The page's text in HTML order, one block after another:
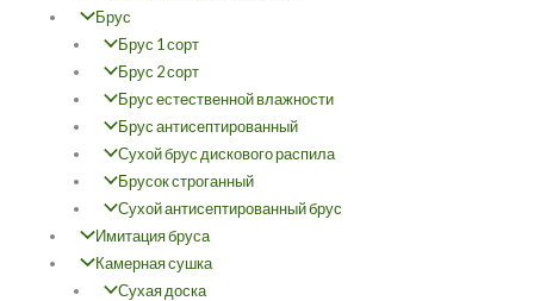
Брус
Брус 1 сорт
Брус 2 сорт
Брус естественной влажности
Брус антисептированный
Сухой брус дискового распила
Брусок строганный
Сухой антисептированный брус
Имитация бруса
Камерная сушка
Сухая доска